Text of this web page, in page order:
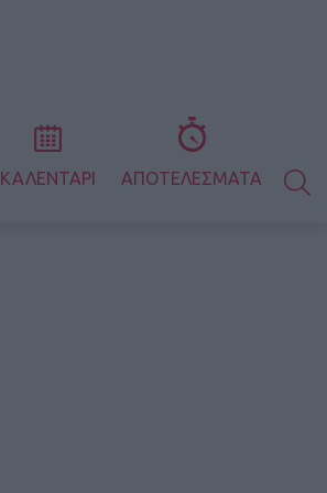
ΚΑΛΕΝΤΑΡΙ ΑΠΟΤΕΛΕΣΜΑΤΑ